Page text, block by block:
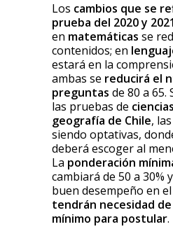
Los cambios que se
prueba del 2020 y 2021
en matemáticas se
contenidos; en
estará en la
ambas se reducirá el
preguntas de 80 a 65.
las pruebas de
geografía de Chile,
siendo optativas,
deberá escoger al
La ponderación
cambiará de 50 a 30%
buen desempeño en
tendrán necesidad
mínimo para postular.